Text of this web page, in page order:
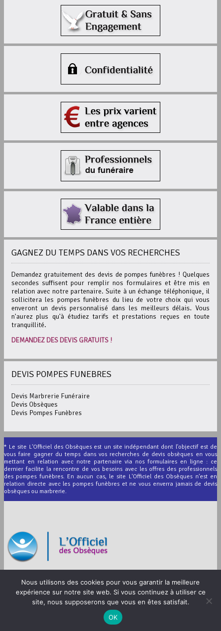
GAGNEZ DU TEMPS DANS VOS RECHERCHES
Demandez gratuitement des devis de pompes funèbres ! Quelques
secondes suffisent pour remplir nos formulaires et être mis en
relation avec notre partenaire. Suite à un échange téléphonique, il
sollicitera les pompes funèbres du lieu de votre choix qui vous
enveront un devis personnalisé dans les meilleurs délais. Vous
n'aurez plus qu'à étudiez tarifs et prestations reçues en toute
tranquillité.
DEMANDEZ DES DEVIS GRATUITS !
DEVIS POMPES FUNEBRES
Devis Marbrerie Funéraire
Devis Obsèques
Devis Pompes Funèbres
* Le site L'Officiel des Obsèques est un site indépendant dont l'objectif est de
vous faire gagner du temps dans vos recherches de devis obsèques en vous
mettant en relation avec notre partenaire via nos formulaires en ligne : ce
dernier facilite la rencontre de vos besoins avec les offres des professionnels
des pompes funèbres. En aucun cas, le site L'Officiel des Obsèques n'est en
relation directe avec les pompes funèbres et ne vous enverra jamais de devis
obsèques ou marbrerie.
© 2012-2026 L’Officiel des Obsèques
Mentions légales
Nous utilisons des cookies pour vous garantir la meilleure
expérience sur notre site web. Si vous continuez à utiliser ce
site, nous supposerons que vous en êtes satisfait.
OK